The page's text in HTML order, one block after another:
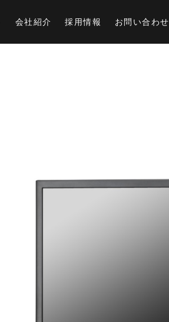
会社紹介 採用情報 お問い合わせ